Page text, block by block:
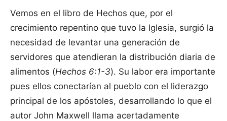
Vemos en el libro de Hechos que, por el
crecimiento repentino que tuvo la Iglesia, surgió la
necesidad de levantar una generación de
servidores que atendieran la distribución diaria de
alimentos (Hechos 6:1-3). Su labor era importante
pues ellos conectarían al pueblo con el liderazgo
principal de los apóstoles, desarrollando lo que el
autor John Maxwell llama acertadamente